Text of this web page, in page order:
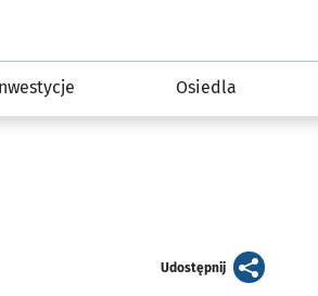
Dla mieszkańca
Osiedla
Udostępnijartykuł